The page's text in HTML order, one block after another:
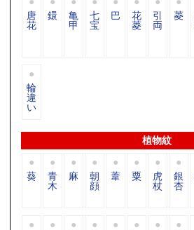
唐
花
鐶 亀
甲
七
宝
巴 花
菱
引
両
菱
輪
違
い
植物紋
葵 青
木
麻 朝
顔
葦 粟 虎
杖
銀
杏